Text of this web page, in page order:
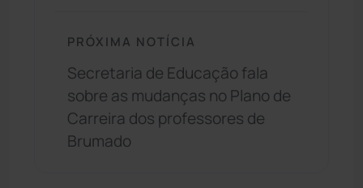
PRÓXIMA NOTÍCIA
Secretaria de Educação fala
sobre as mudanças no Plano de
Carreira dos professores de
Brumado